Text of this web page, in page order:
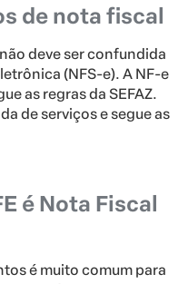
de nota fiscal
deve ser confundida
(NFS-e). A NF-e
as regras da SEFAZ.
de serviços e segue as
é Nota Fiscal
é muito comum para